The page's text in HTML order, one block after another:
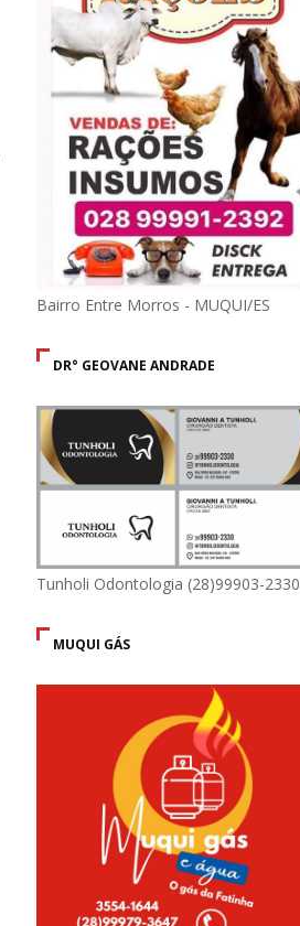
Bairro Entre Morros - MUQUI/ES
DR° GEOVANE ANDRADE
Tunholi Odontologia (28)99903-2330
MUQUI GÁS